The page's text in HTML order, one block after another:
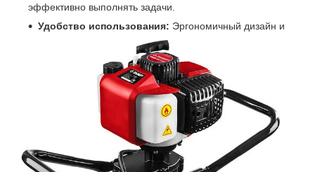
эффективно выполнять задачи.
Удобство использования: Эргономичный дизайн и